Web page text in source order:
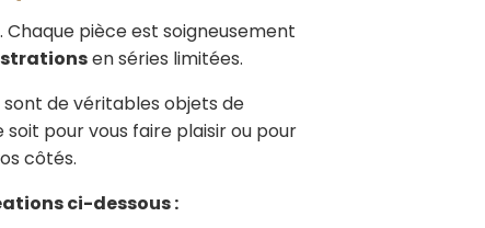
Chaque pièce est soigneusement
en séries limitées.
de véritables objets de
pour vous faire plaisir ou pour
côtés.
ci-dessous :